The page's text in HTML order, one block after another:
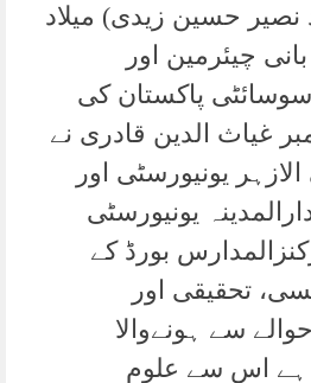
سے )ابتسام الحق بطور
تعینات، عوامی
خانزادہ) ہم کچی آبادیوں
بلاول بھٹو زرداری
حسین زیدی) میلاد
چیئرمین اور
پاکستان کی
غیاث الدین قادری نے
یونیورسٹی اور
یونیورسٹی
بورڈ کے
تحقیقی اور
سے ہونےوالا
ہے اس سے علوم